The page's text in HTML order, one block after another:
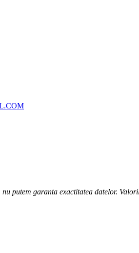
putem garanta exactitatea datelor.